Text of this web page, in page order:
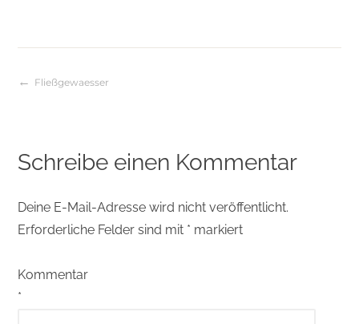
Beitragsnavigation
Fließgewaesser
Schreibe einen Kommentar
Deine E-Mail-Adresse wird nicht veröffentlicht.
Erforderliche Felder sind mit * markiert
Kommentar
*